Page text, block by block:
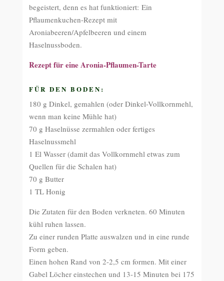
begeistert, denn es hat funktioniert: Ein
Pflaumenkuchen-Rezept mit
Aroniabeeren/Apfelbeeren und einem
Haselnussboden.
Rezept für eine Aronia-Pflaumen-Tarte
FÜR DEN BODEN:
180 g Dinkel, gemahlen (oder Dinkel-Vollkornmehl,
wenn man keine Mühle hat)
70 g Haselnüsse zermahlen oder fertiges
Haselnussmehl
1 El Wasser (damit das Vollkornmehl etwas zum
Quellen für die Schalen hat)
70 g Butter
1 TL Honig
Die Zutaten für den Boden verkneten. 60 Minuten
kühl ruhen lassen.
Zu einer runden Platte auswalzen und in eine runde
Form geben.
Einen hohen Rand von 2-2,5 cm formen. Mit einer
Gabel Löcher einstechen und 13-15 Minuten bei 175